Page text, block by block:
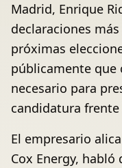
Madrid, Enrique
declaraciones
próximas
públicamente que
necesario para
candidatura frente
El empresario
Cox Energy,